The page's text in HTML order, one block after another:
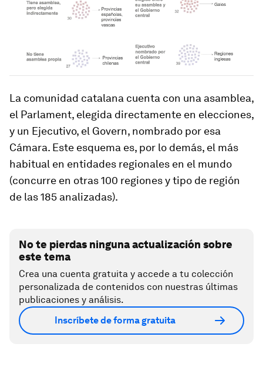
La comunidad catalana cuenta con una asamblea,
el Parlament, elegida directamente en elecciones,
y un Ejecutivo, el Govern, nombrado por esa
Cámara. Este esquema es, por lo demás, el más
habitual en entidades regionales en el mundo
(concurre en otras 100 regiones y tipo de región
de las 185 analizadas).
No te pierdas ninguna actualización sobre
este tema
Crea una cuenta gratuita y accede a tu colección
personalizada de contenidos con nuestras últimas
publicaciones y análisis.
Inscríbete de forma gratuita